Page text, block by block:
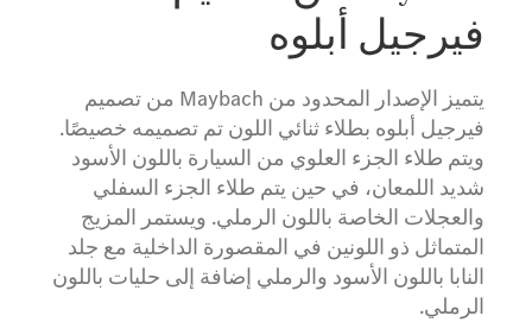
فيرجيل أبلوه
يتميز الإصدار المحدود من Maybach من تصميم
فيرجيل أبلوه بطلاء ثنائي اللون تم تصميمه خصيصًا.
ويتم طلاء الجزء العلوي من السيارة باللون الأسود
شديد اللمعان، في حين يتم طلاء الجزء السفلي
والعجلات الخاصة باللون الرملي. ويستمر المزيج
المتماثل ذو اللونين في المقصورة الداخلية مع جلد
النابا باللون الأسود والرملي إضافة إلى حليات باللون
الرملي.